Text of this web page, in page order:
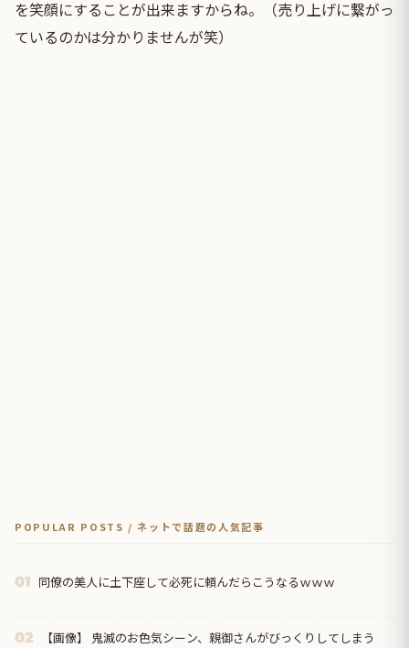
を笑顔にすることが出来ますからね。（売り上げに繋がっ
ているのかは分かりませんが笑）
POPULAR POSTS / ネットで話題の人気記事
01 同僚の美人に土下座して必死に頼んだらこうなるｗｗｗ
02 【画像】 鬼滅のお色気シーン、親御さんがびっくりしてしまう